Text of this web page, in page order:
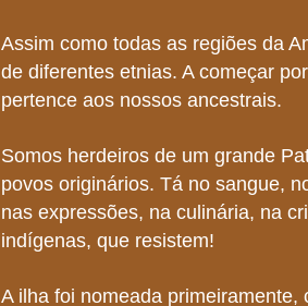
Assim como todas as regiões da
de diferentes etnias. A começar
pertence aos nossos ancestrais.
Somos herdeiros de um grande
povos originários. Tá no sangue,
nas expressões, na culinária, na
indígenas, que resistem!
A ilha foi nomeada